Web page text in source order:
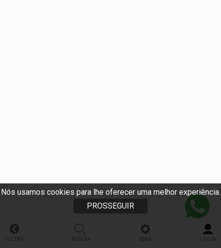
Nós usamos cookies para lhe oferecer uma melhor experiência.
PROSSEGUIR
VOLTAR BUSCAR MAIS LOGIN